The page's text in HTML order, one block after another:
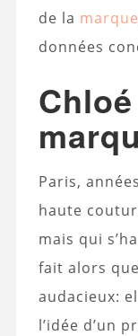
de la marque
données
Paris,
haute
mais qui
fait alors
audacieux:
l’idée d’un